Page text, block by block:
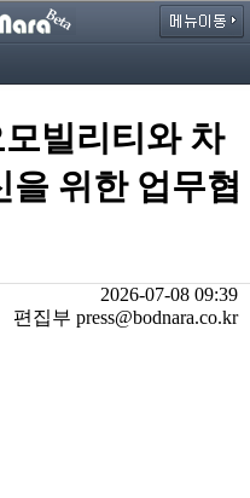
빌리티와 차
을 위한 업무협
2026-07-08 09:39
편집부 press@bodnara.co.kr